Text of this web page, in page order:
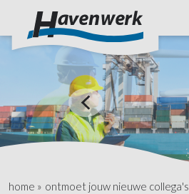
home » ontmoet jouw nieuwe collega's